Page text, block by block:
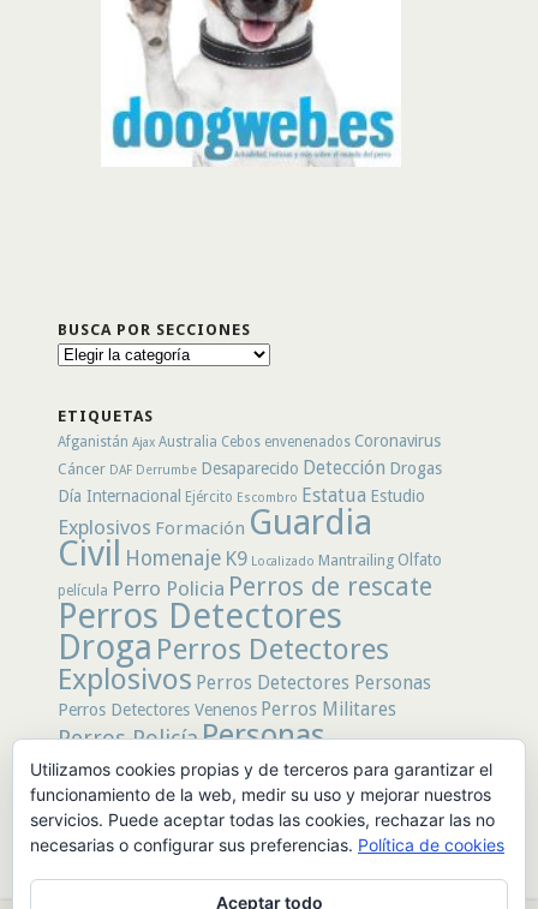
BUSCA POR SECCIONES
Busca
ETIQUETAS
Afganistán Ajax Australia Cebos envenenados Coronavirus
Cáncer DAF Derrumbe Desaparecido Detección Drogas
Día Internacional
Ejército Escombro Estatua Estudio
Explosivos Formación Guardia
Civil Homenaje K9 Localizado Mantrailing Olfato
película Perro Policia Perros de rescate
Perros Detectores
Droga Perros Detectores
Explosivos Perros Detectores Personas
Perros Detectores Venenos Perros Militares
Perros PolicíaPersonas
Desaparecidas Policía Policía Local
Policía Nacionalrastro rescate Restos
humanosTerremoto Tertulias Caninas Unidad
canina Veneno Video
Utilizamos cookies propias y de terceros para garantizar el
funcionamiento de la web, medir su uso y mejorar nuestros
servicios. Puede aceptar todas las cookies, rechazar las no
necesarias o configurar sus preferencias. Política de cookies
Aceptar todo